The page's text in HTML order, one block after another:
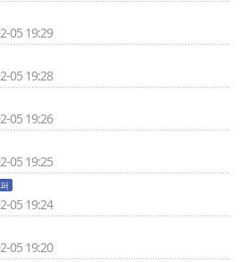
05 19:29
05 19:28
05 19:26
05 19:25
05 19:24
05 19:20